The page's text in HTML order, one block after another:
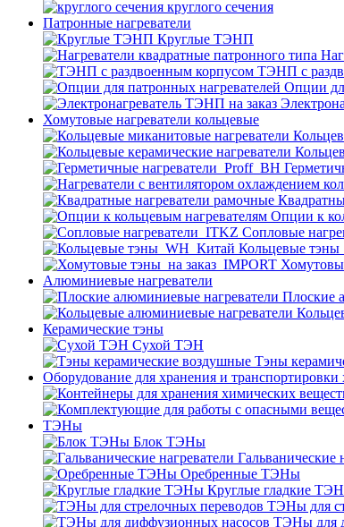
круглого сечения
Патронные нагреватели
Круглые ТЭНП
ТЭНП с
Опции
Хомутовые нагреватели кольцевые
Опции к
Cопловые
Кольцевые
Алюминиевые нагреватели
Плоские
Керамические тэны
Сухой ТЭН
Тэны
Оборудование для хранения и
ТЭНы
Блок ТЭНы
Гальванические
Оребренные ТЭНы
Круглые гладкие
ТЭНы для
ТЭНы для